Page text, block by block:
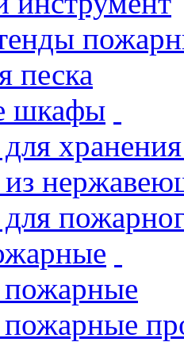
песка
шкафы
хранения